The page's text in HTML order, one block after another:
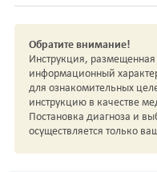
Обратите внимание!
Инструкция,
информационный
для ознакомительных
инструкцию в качестве
Постановка диагноза и
осуществляется только